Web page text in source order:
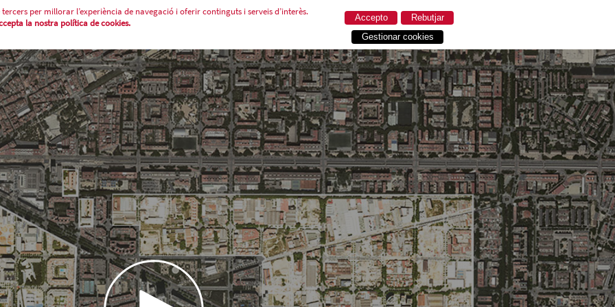
per millorar l’experiència de navegació i oferir continguts i serveis d’interès.
la nostra política de cookies.
Accepto
Rebutjar
Gestionar cookies